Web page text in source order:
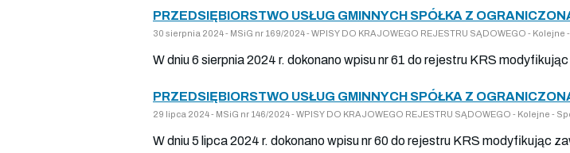
PRZEDSIĘBIORSTWO USŁUG GMINNYCH SPÓŁKA Z
30 sierpnia 2024 - MSiG nr 169/2024 - WPISY DO KRAJOWEGO REJESTRU SĄDOWEGO -
W dniu 6 sierpnia 2024 r. dokonano wpisu nr 61 do rejestru KRS
PRZEDSIĘBIORSTWO USŁUG GMINNYCH SPÓŁKA Z
29 lipca 2024 - MSiG nr 146/2024 - WPISY DO KRAJOWEGO REJESTRU SĄDOWEGO - Kolejne -
W dniu 5 lipca 2024 r. dokonano wpisu nr 60 do rejestru KRS modyfikując